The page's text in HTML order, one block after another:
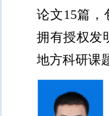
论文15篇，
拥有授权发
地方科研课